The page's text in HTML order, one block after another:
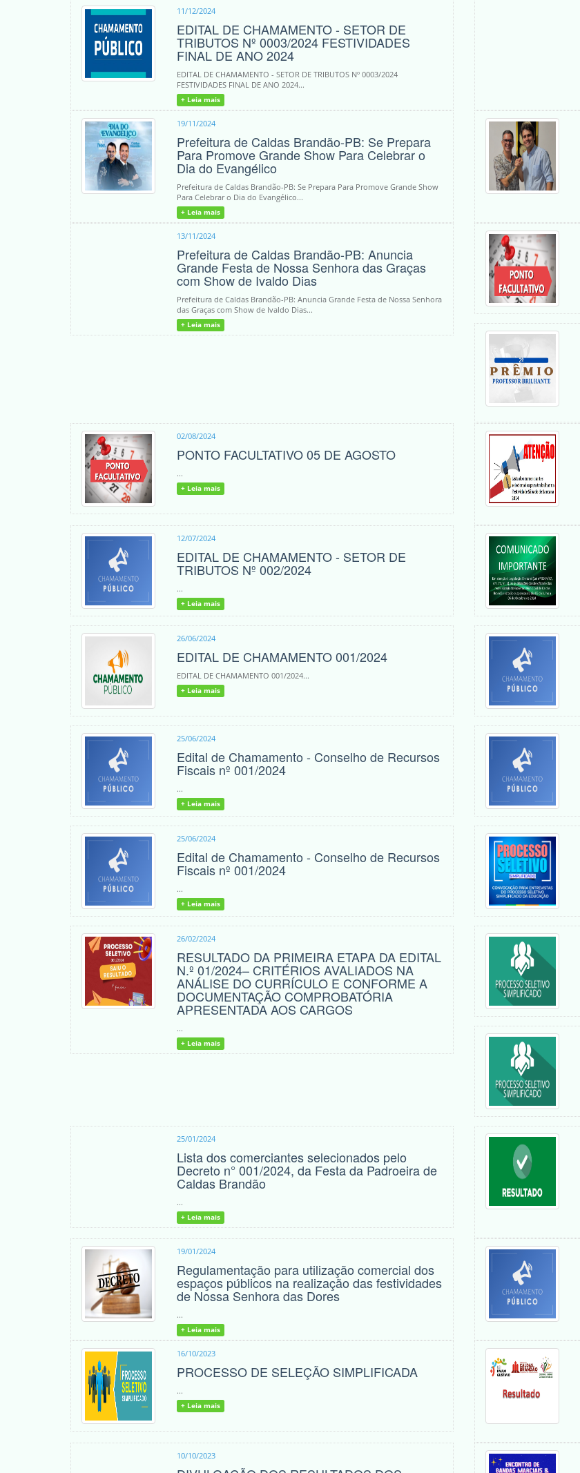
11/12/2024
EDITAL DE CHAMAMENTO - SETOR DE
TRIBUTOS Nº 0003/2024 FESTIVIDADES
FINAL DE ANO 2024
EDITAL DE CHAMAMENTO - SETOR DE TRIBUTOS Nº 0003/2024
FESTIVIDADES FINAL DE ANO 2024...
+ Leia mais
19/11/2024
Prefeitura de Caldas Brandão-PB: Se Prepara
Para Promove Grande Show Para Celebrar o
Dia do Evangélico
Prefeitura de Caldas Brandão-PB: Se Prepara Para Promove Grande Show
Para Celebrar o Dia do Evangélico...
+ Leia mais
13/11/2024
Prefeitura de Caldas Brandão-PB: Anuncia
Grande Festa de Nossa Senhora das Graças
com Show de Ivaldo Dias
Prefeitura de Caldas Brandão-PB: Anuncia Grande Festa de Nossa Senhora
das Graças com Show de Ivaldo Dias...
+ Leia mais
02/08/2024
PONTO FACULTATIVO 05 DE AGOSTO
...
+ Leia mais
12/07/2024
EDITAL DE CHAMAMENTO - SETOR DE
TRIBUTOS Nº 002/2024
...
+ Leia mais
26/06/2024
EDITAL DE CHAMAMENTO 001/2024
EDITAL DE CHAMAMENTO 001/2024...
+ Leia mais
25/06/2024
Edital de Chamamento - Conselho de Recursos
Fiscais nº 001/2024
...
+ Leia mais
25/06/2024
Edital de Chamamento - Conselho de Recursos
Fiscais nº 001/2024
...
+ Leia mais
26/02/2024
RESULTADO DA PRIMEIRA ETAPA DA EDITAL
N.º 01/2024– CRITÉRIOS AVALIADOS NA
ANÁLISE DO CURRÍCULO E CONFORME A
DOCUMENTAÇÃO COMPROBATÓRIA
APRESENTADA AOS CARGOS
...
+ Leia mais
25/01/2024
Lista dos comerciantes selecionados pelo
Decreto n° 001/2024, da Festa da Padroeira de
Caldas Brandão
...
+ Leia mais
19/01/2024
Regulamentação para utilização comercial dos
espaços públicos na realização das festividades
de Nossa Senhora das Dores
...
+ Leia mais
16/10/2023
PROCESSO DE SELEÇÃO SIMPLIFICADA
...
+ Leia mais
10/10/2023